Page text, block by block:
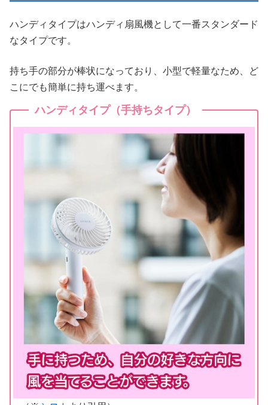
ハンディタイプはハンディ扇風機として一番スタンダード
なタイプです。
持ち手の部分が棒状になっており、小型で軽量なため、ど
こにでも簡単に持ち運べます。
ハンディタイプ（手持ちタイプ）